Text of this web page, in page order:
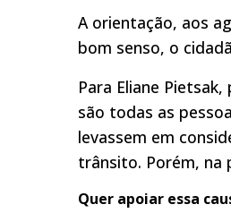
A orientação, aos
bom senso, o
Para Eliane
são todas as
levassem em
trânsito. Porém, na
Quer apoiar essa